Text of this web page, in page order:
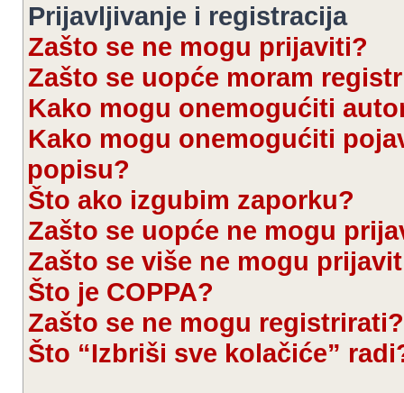
Prijavljivanje i registracija
Zašto se ne mogu prijaviti?
Zašto se uopće moram
Kako mogu onemogućiti
Kako mogu onemogućiti
popisu?
Što ako izgubim zaporku?
Zašto se uopće ne mogu
Zašto se više ne mogu
Što je COPPA?
Zašto se ne mogu registrirati?
Što “Izbriši sve kolačiće”